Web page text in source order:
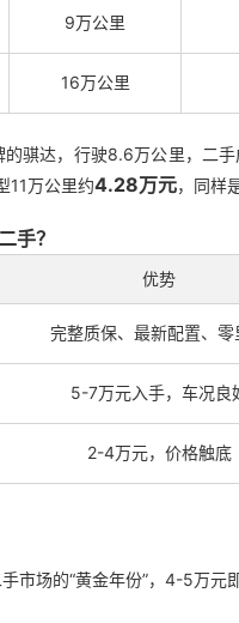
9万公里
16万公里
骐达，行驶8.6万公里，二
11万公里约4.28万元，同样
手？
优势
完整质保、最新配置、零
5-7万元入手，车况良
2-4万元，价格触底
市场的“黄金年份”，4-5万元